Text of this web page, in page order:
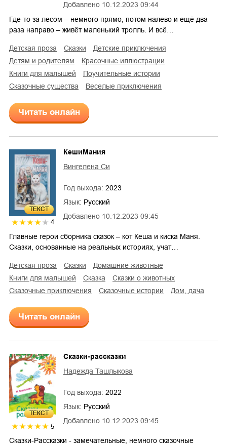
Добавлено 10.12.2023 09:44
Где-то за лесом – немного прямо, потом налево и ещё два
раза направо – живёт маленький тролль. И всё…
детская проза сказки
детские приключения
детям и родителям
красочные иллюстрации
книги для малышей
поучительные истории
сказочные существа
веселые приключения
Читать онлайн
ТЕКСТ
4
Добавлено 10.12.2023 09:45
КешиМания
Вингелена Си
Год выхода: 2023
Язык: Русский
Главные герои сборника сказок – кот Кеша и киска Маня.
Сказки, основанные на реальных историях, учат…
детская проза сказки
домашние животные
книги для малышей
сказка
сказки о животных
сказочные приключения
сказочные истории дом, дача
Читать онлайн
ТЕКСТ
5
Добавлено 10.12.2023 09:45
Сказки-рассказки
Надежда Ташлыкова
Год выхода: 2022
Язык: Русский
Сказки-Рассказки - замечательные, немного сказочные